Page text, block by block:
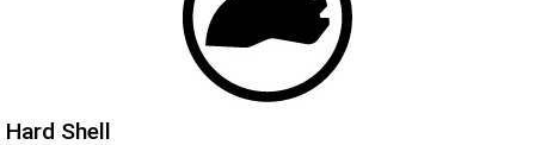
Hard Shell